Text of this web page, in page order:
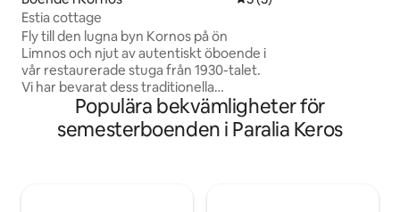
Estia cottage
Fly till den lugna byn Kornos på ön
Limnos och njut av autentiskt öboende i
vår restaurerade stuga från 1930-talet.
Vi har bevarat dess traditionella
stenarbete samtidigt som vi har lagt till
moderna bekvämligheter för en sömlös
blandning av dåtid och nutid. Huset är
Populära bekvämligheter för
semesterboenden i Paralia Keros